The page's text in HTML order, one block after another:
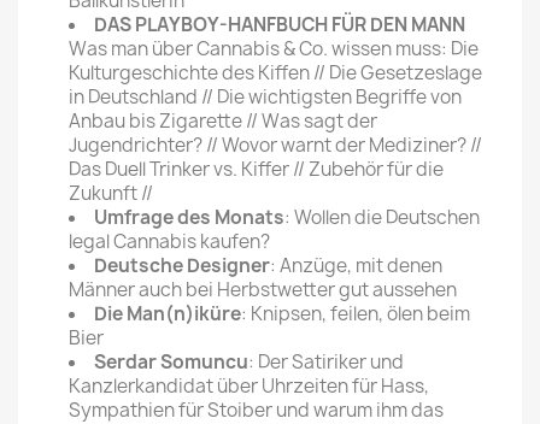
DAS PLAYBOY-HANFBUCH FÜR DEN MANN
Was man über Cannabis & Co. wissen muss: Die
Kulturgeschichte des Kiffen // Die Gesetzeslage
in Deutschland // Die wichtigsten Begriffe von
Anbau bis Zigarette // Was sagt der
Jugendrichter? // Wovor warnt der Mediziner? //
Das Duell Trinker vs. Kiffer // Zubehör für die
Zukunft //
Umfrage des Monats: Wollen die Deutschen
legal Cannabis kaufen?
Deutsche Designer: Anzüge, mit denen
Männer auch bei Herbstwetter gut aussehen
Die Man(n)iküre: Knipsen, feilen, ölen beim
Bier
Serdar Somuncu: Der Satiriker und
Kanzlerkandidat über Uhrzeiten für Hass,
Sympathien für Stoiber und warum ihm das